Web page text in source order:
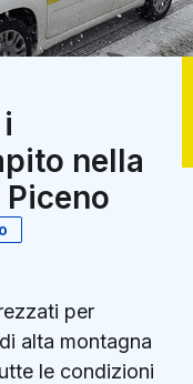
nella
per
alta montagna
le condizioni